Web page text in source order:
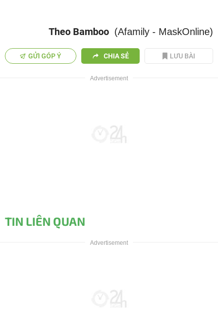
Theo Bamboo (Afamily - MaskOnline)
GỬI GÓP Ý CHIA SẺ LƯU BÀI
TIN LIÊN QUAN